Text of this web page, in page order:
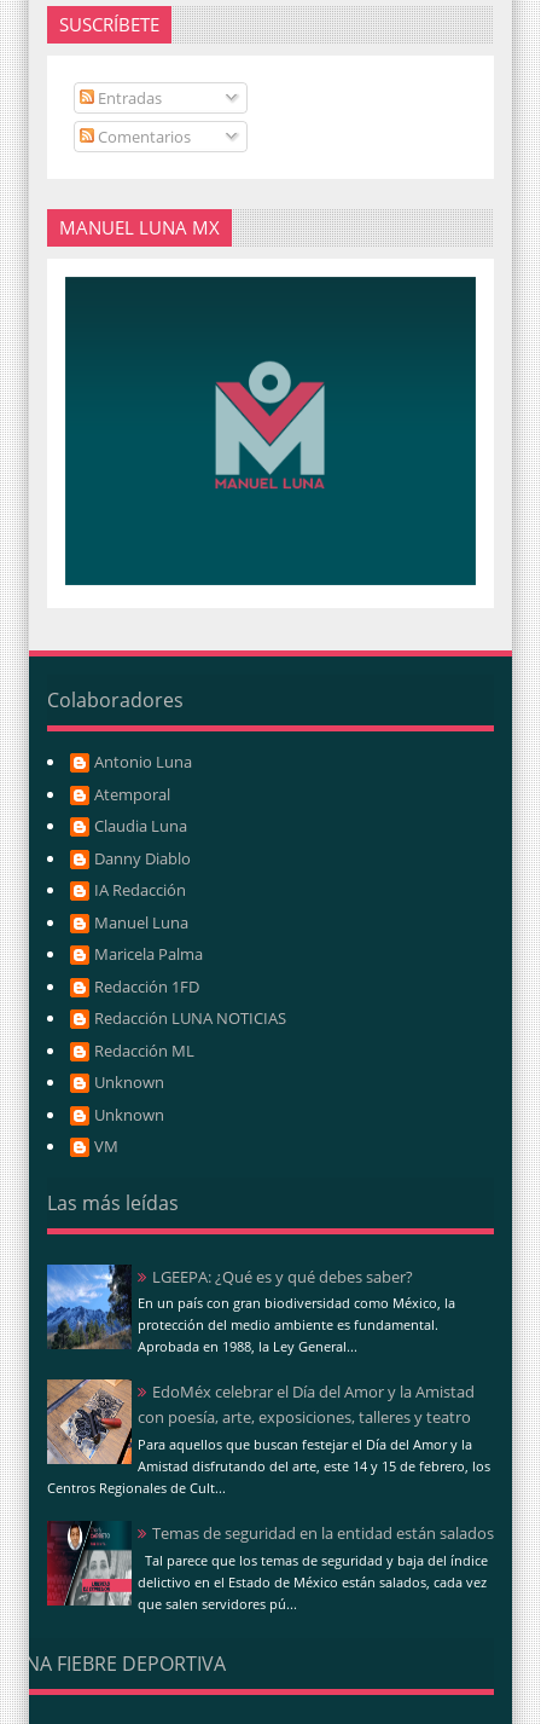
SUSCRÍBETE
Entradas
Comentarios
MANUEL LUNA MX
Colaboradores
Antonio Luna
Atemporal
Claudia Luna
Danny Diablo
IA Redacción
Manuel Luna
Maricela Palma
Redacción 1FD
Redacción LUNA NOTICIAS
Redacción ML
Unknown
Unknown
VM
Las más leídas
LGEEPA: ¿Qué es y qué debes saber?
En un país con gran biodiversidad como México, la
protección del medio ambiente es fundamental.
Aprobada en 1988, la Ley General...
EdoMéx celebrar el Día del Amor y la Amistad
con poesía, arte, exposiciones, talleres y teatro
Para aquellos que buscan festejar el Día del Amor y la
Amistad disfrutando del arte, este 14 y 15 de febrero, los
Centros Regionales de Cult...
Temas de seguridad en la entidad están salados
Tal parece que los temas de seguridad y baja del índice
delictivo en el Estado de México están salados, cada vez
que salen servidores pú...
UNA FIEBRE DEPORTIVA